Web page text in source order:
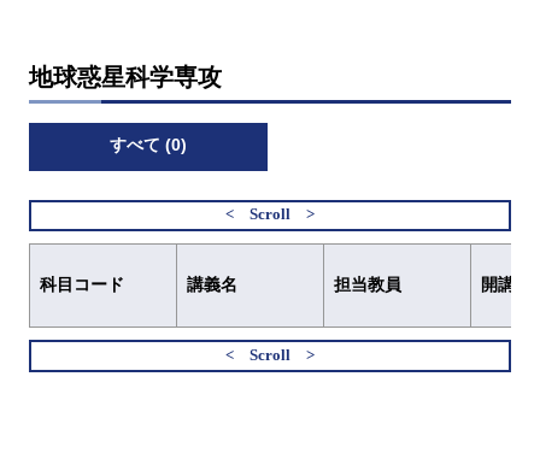
地球惑星科学専攻
すべて (0)
科目コード 講義名 担当教員 開講元